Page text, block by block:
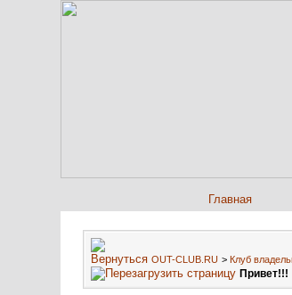
Главная
OUT-CLUB.RU > Клуб
Привет!!!